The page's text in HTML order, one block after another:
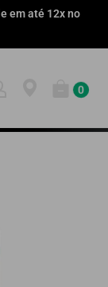
em até 12x no
0